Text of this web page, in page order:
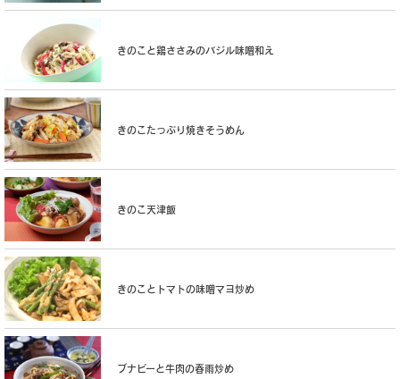
きのこと鶏ささみのバジル味噌和え
きのこたっぷり焼きそうめん
きのこ天津飯
きのことトマトの味噌マヨ炒め
ブナピーと牛肉の春雨炒め